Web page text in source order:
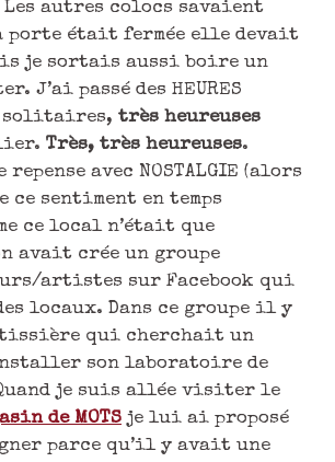
Les autres colocs savaient
porte était fermée elle devait
je sortais aussi boire un
J’ai passé des HEURES
solitaires, très heureuses
Très, très heureuses.
avec NOSTALGIE (alors
ce sentiment en temps
ce local n’était que
avait crée un groupe
artistes sur Facebook qui
locaux. Dans ce groupe il y
qui cherchait un
son laboratoire de
je suis allée visiter le
de MOTS je lui ai proposé
parce qu’il y avait une